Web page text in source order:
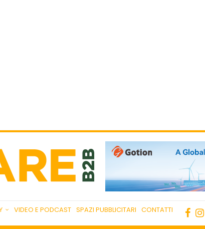
VIDEO E PODCAST SPAZI PUBBLICITARI CONTATTI